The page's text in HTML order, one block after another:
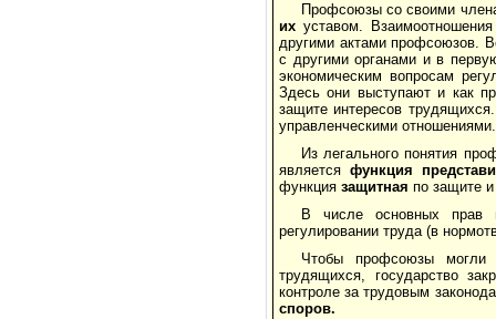
Профсоюзы со своими
их уставом.
другими актами профсоюзов.
с другими ор­ганами и в
экономическим вопросам
Здесь они выступают и как
защите интересов
управленческими отношениями.
Из легального понятия
является функция
функция защитная по защите
В числе основных прав
регулировании труда (в
Чтобы профсоюзы
трудящихся, государство
контроле за трудовым
споров.